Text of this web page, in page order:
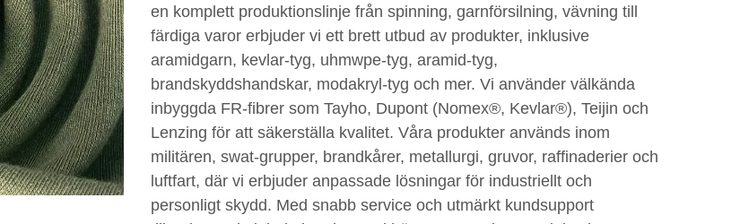
en komplett produktionslinje från spinning, garnförsilning, vävning till
färdiga varor erbjuder vi ett brett utbud av produkter, inklusive
aramidgarn, kevlar-tyg, uhmwpe-tyg, aramid-tyg,
brandskyddshandskar, modakryl-tyg och mer. Vi använder välkända
inbyggda FR-fibrer som Tayho, Dupont (Nomex®, Kevlar®), Teijin och
Lenzing för att säkerställa kvalitet. Våra produkter används inom
militären, swat-grupper, brandkårer, metallurgi, gruvor, raffinaderier och
luftfart, där vi erbjuder anpassade lösningar för industriellt och
personligt skydd. Med snabb service och utmärkt kundsupport